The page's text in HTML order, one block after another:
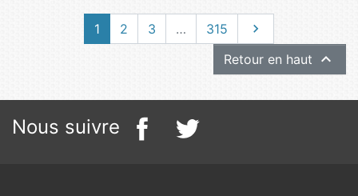
1 2 3 … 315 Suivant

Retour en haut 
Nous suivre